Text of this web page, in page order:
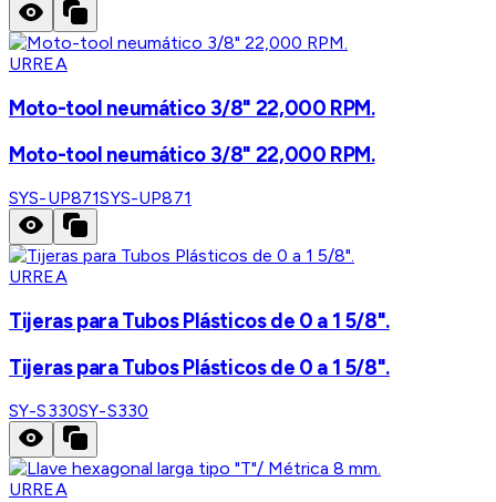
URREA
Moto-tool neumático 3/8" 22,000 RPM.
Moto-tool neumático 3/8" 22,000 RPM.
SYS-UP871SYS-UP871
URREA
Tijeras para Tubos Plásticos de 0 a 1 5/8".
Tijeras para Tubos Plásticos de 0 a 1 5/8".
SY-S330SY-S330
URREA